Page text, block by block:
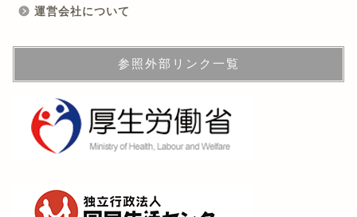
運営会社について
参照外部リンク一覧